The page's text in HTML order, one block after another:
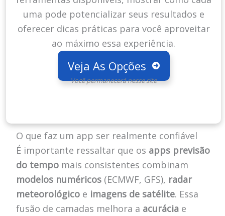
uma pode potencializar seus resultados e
oferecer dicas práticas para você aproveitar
ao máximo essa experiência.
Veja As Opções
Você permanecerá nesse site
O que faz um app ser realmente confiável
É importante ressaltar que os apps previsão
do tempomais consistentes combinam
modelos numéricos(ECMWF, GFS), radar
meteorológicoe imagens de satélite. Essa
fusão de camadas melhora a acuráciae